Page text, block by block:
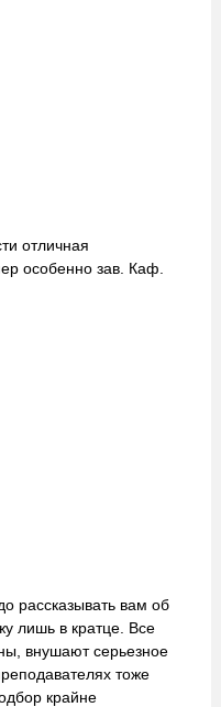
отличная
особенно зав. Каф.
рассказывать вам об
лишь в кратце. Все
внушают серьезное
тоже
крайне